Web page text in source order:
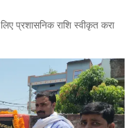
प्रशासनिक राशि स्वीकृत करा